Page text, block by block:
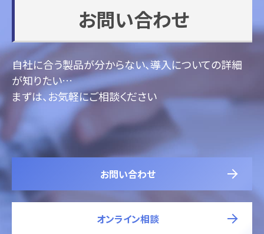
お問い合わせ
自社に合う製品が分からない、導入についての詳細
が知りたい…
まずは、お気軽にご相談ください
お問い合わせ
オンライン相談